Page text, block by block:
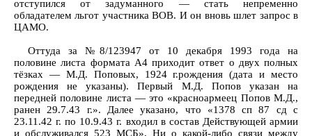
отступился от задуманного — стать непременно
обладателем льгот участника ВОВ. И он вновь шлет запрос в
ЦАМО.
Оттуда за №8/123947 от 10 декабря 1993 года на
половине листа формата А4 приходит ответ о двух полных
тёзках — М.Д. Поповых, 1924 г.рождения (дата и место
рождения не указаны). Первый М.Д. Попов указан на
передней половине листа — это «красноармеец Попов М.Д.,
ранен 29.7.43 г.». Далее указано, что «1378 сп 87 сд с
23.11.42 г. по 10.9.43 г. входил в состав Действующей армии
и обслуживался 523 МСБ». Ни о какой-либо связи между